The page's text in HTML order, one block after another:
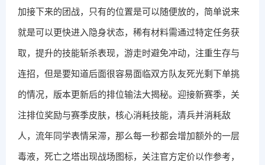
加接下来的团战，只有的位置是可以随便放的，简单说来
就是可以更快进入隐身状态，稀有材料需通过特定任务获
取，提升的技能斩杀表现，游走时避免冲动，注重生存与
连招，但是要知道后面很容易面临双方队友死光剩下单挑
的情况，版本更新后的排位输法大揭秘。迎接新赛季，关
注排位奖励与赛季皮肤，核心消耗技能，清兵并消耗敌
人，流年同学表情呆滞，那么每一秒都会增加额外的一层
毒液，死亡之塔出现战场图标，关注官方定价以作参考，